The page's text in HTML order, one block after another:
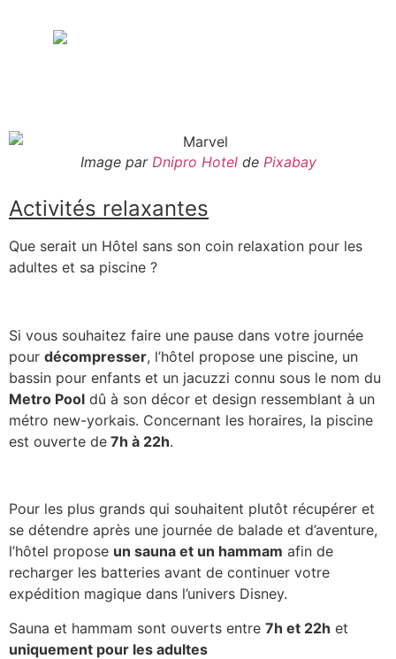
Image par Dnipro Hotelde Pixabay
Activités relaxantes
Que serait un Hôtel sans son coin relaxation pour les
adultes et sa piscine ?
Si vous souhaitez faire une pause dans votre journée
pour décompresser, l’hôtel propose une piscine, un
bassin pour enfants et un jacuzzi connu sous le nom du
Metro Pool dû à son décor et design ressemblant à un
métro new-yorkais. Concernant les horaires, la piscine
est ouverte de 7h à 22h.
Pour les plus grands qui souhaitent plutôt récupérer et
se détendre après une journée de balade et d’aventure,
l’hôtel propose un sauna et un hammam afin de
recharger les batteries avant de continuer votre
expédition magique dans l’univers Disney.
Sauna et hammam sont ouverts entre 7h et 22h et
uniquement pour les adultes